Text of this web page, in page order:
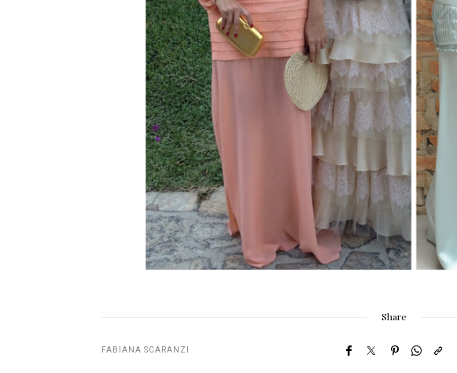
Share
FABIANA SCARANZI